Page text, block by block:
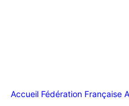
Accueil Fédération Française